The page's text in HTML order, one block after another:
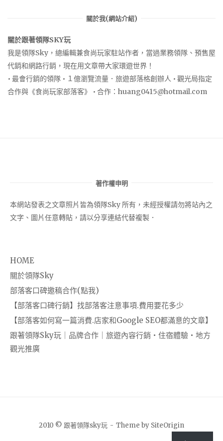
關於我(網站介紹)
關於跟著領隊SKY玩
我是領隊Sky，總編輯兼食尚玩家駐站作者，當過業務領隊、預售屋
代銷和網路行銷，現在用文章帶大家環遊世界！
• 最會行銷的領隊 • １億瀏覽流量．旅遊部落格創辦人 • 觀光局指定
合作與《食尚玩家部落客》 • 合作： huang0415@hotmail.com
著作權申明
本網站發表之文章照片皆為領隊Sky 所有，未經授權請勿將站內之
文字、圖片任意轉貼，請以分享連結代替複製．
HOME
關於領隊Sky
部落客口碑邀稿合作(點我)
【部落客口碑行銷】找部落客注意事項.費用要花多少
【部落客如何寫一篇消費.店家和Google SEO都滿意的文章】
跟著領隊Sky玩｜品牌合作｜旅遊內容行銷・住宿體驗・地方
觀光推廣
2010 © 跟著領隊sky玩 Theme by SiteOrigin